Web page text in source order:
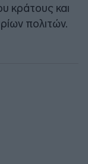
κράτους και
πολιτών.